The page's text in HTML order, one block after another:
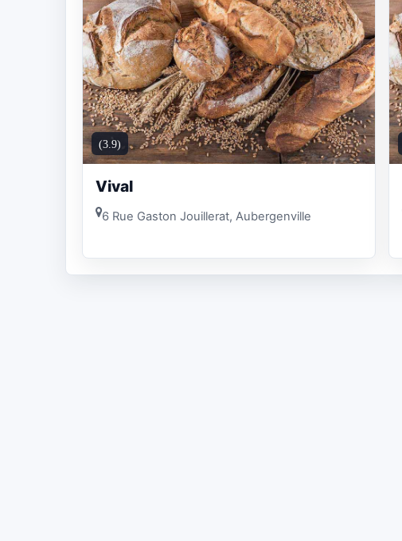
(3.9)
Vival
6 Rue Gaston Jouillerat, Aubergenville